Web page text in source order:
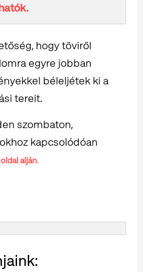
hogy töviről
egyre jobban
béleljétek ki a
tereit.
szombaton,
kapcsolódóan
alján.